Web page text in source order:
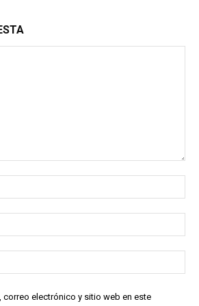
correo electrónico y sitio web en este